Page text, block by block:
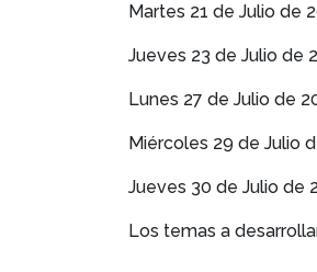
Martes 21 de Julio de
Jueves 23 de Julio de
Lunes 27 de Julio de
Miércoles 29 de Julio
Jueves 30 de Julio de
Los temas a